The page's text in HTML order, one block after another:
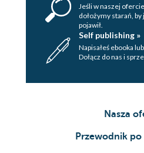
Jeśli w naszej
dołożymy starań, by
pojawił.
Self publishing »
Napisałeś ebooka
Dołącz do nas i
Nasza
Przewodnik